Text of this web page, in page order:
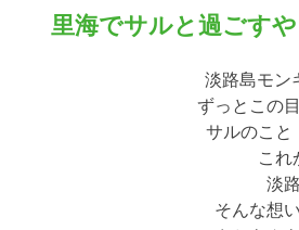
里海でサルと過ごす
淡路島モン
ずっとこの
サルのこと
これ
淡
そんな想